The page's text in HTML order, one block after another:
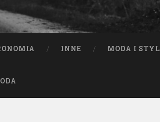
INNE MODA I STYL